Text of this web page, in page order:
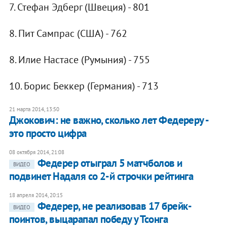
7. Стефан Эдберг (Швеция) - 801
8. Пит Сампрас (США) - 762
8. Илие Настасе (Румыния) - 755
10. Борис Беккер (Германия) - 713
21 марта 2014, 13:50
Джокович: не важно, сколько лет Федереру -
это просто цифра
08 октября 2014, 21:08
ВИДЕО
​Федерер отыграл 5 матчболов и
подвинет Надаля со 2-й строчки рейтинга
18 апреля 2014, 20:15
ВИДЕО
Федерер, не реализовав 17 брейк-
поинтов, выцарапал победу у Тсонга